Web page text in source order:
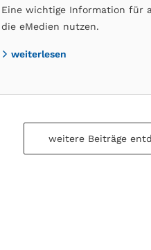
Eine wichtige Information für
die eMedien nutzen.
weiterlesen
weitere Beiträge